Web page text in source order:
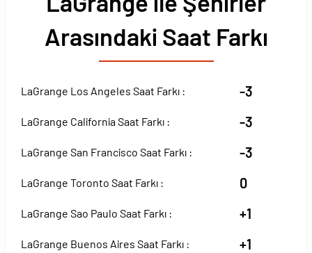
Arasındaki Saat Farkı
LaGrange Los Angeles Saat Farkı : -3
LaGrange California Saat Farkı : -3
LaGrange San Francisco Saat Farkı : -3
LaGrange Toronto Saat Farkı : 0
LaGrange Sao Paulo Saat Farkı : +1
LaGrange Buenos Aires Saat Farkı : +1